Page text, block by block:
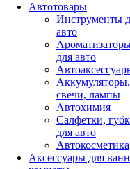
Автотовары
Инструменты
авто
для авто
Аккумуляторы,
свечи, лампы
Автохимия
Салфетки,
для авто
Автокосметика
Аксессуары для